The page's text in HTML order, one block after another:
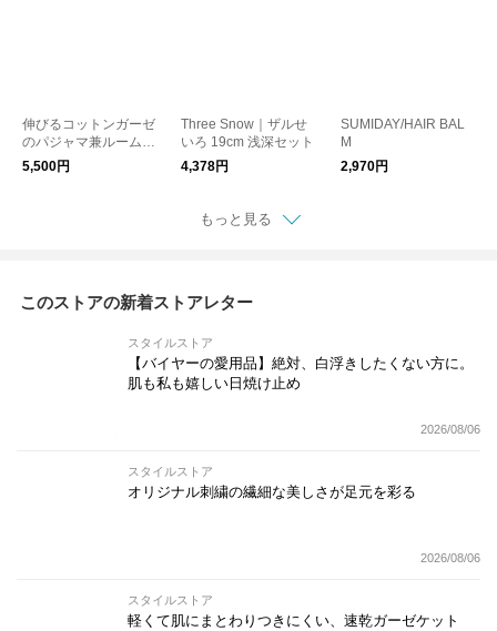
伸びるコットンガーゼ
のパジャマ兼ルームウ
ェア 接触冷感 5分袖プ
ルオーバー レディー
5,500円
Three Snow｜ザルせ
いろ 19cm 浅深セット
4,378円
SUMIDAY/HAIR BAL
M
2,970円
もっと見る
このストアの新着ストアレター
スタイルストア
【バイヤーの愛用品】絶対、白浮きしたくない方に。
肌も私も嬉しい日焼け止め
2026/08/06
スタイルストア
オリジナル刺繍の繊細な美しさが足元を彩る
2026/08/06
スタイルストア
軽くて肌にまとわりつきにくい、速乾ガーゼケット